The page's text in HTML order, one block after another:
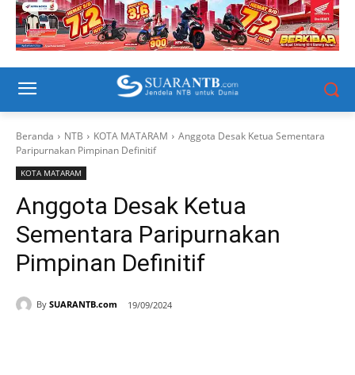
Beranda NTB KOTA MATARAM
Anggota Desak Ketua Sementara
Paripurnakan Pimpinan Definitif
KOTA MATARAM
Anggota Desak Ketua
Sementara Paripurnakan
Pimpinan Definitif
By SUARANTB.com 19/09/2024